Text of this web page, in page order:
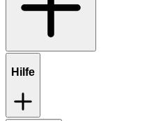
Hilfe